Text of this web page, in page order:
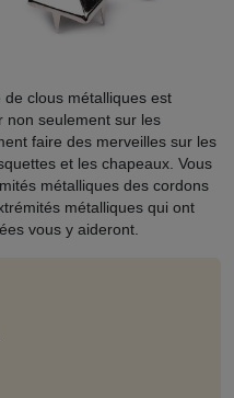
clous métalliques est
non seulement sur les
faire des merveilles sur les
et les chapeaux. Vous
métalliques des cordons
métalliques qui ont
vous y aideront.